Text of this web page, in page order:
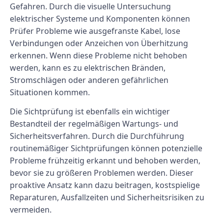
Gefahren. Durch die visuelle Untersuchung
elektrischer Systeme und Komponenten können
Prüfer Probleme wie ausgefranste Kabel, lose
Verbindungen oder Anzeichen von Überhitzung
erkennen. Wenn diese Probleme nicht behoben
werden, kann es zu elektrischen Bränden,
Stromschlägen oder anderen gefährlichen
Situationen kommen.
Die Sichtprüfung ist ebenfalls ein wichtiger
Bestandteil der regelmäßigen Wartungs- und
Sicherheitsverfahren. Durch die Durchführung
routinemäßiger Sichtprüfungen können potenzielle
Probleme frühzeitig erkannt und behoben werden,
bevor sie zu größeren Problemen werden. Dieser
proaktive Ansatz kann dazu beitragen, kostspielige
Reparaturen, Ausfallzeiten und Sicherheitsrisiken zu
vermeiden.